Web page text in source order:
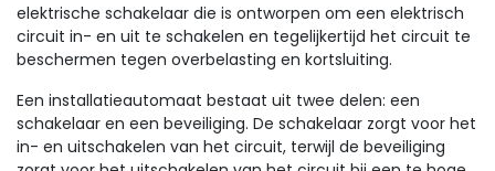
elektrische schakelaar die is ontworpen om een elektrisch
circuit in- en uit te schakelen en tegelijkertijd het circuit te
beschermen tegen overbelasting en kortsluiting.
Een installatieautomaat bestaat uit twee delen: een
schakelaar en een beveiliging. De schakelaar zorgt voor het
in- en uitschakelen van het circuit, terwijl de beveiliging